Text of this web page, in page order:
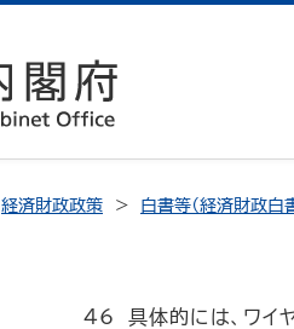
経済財政政策 白書等（経済財政白
46 具体的には、ワイヤ